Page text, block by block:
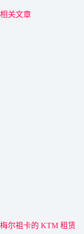
相关文章
梅尔祖卡的 KTM 租赁